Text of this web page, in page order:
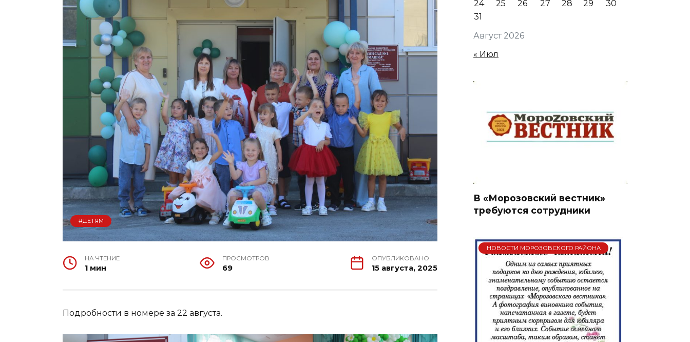
#ДЕТЯМ
НА ЧТЕНИЕ
1 мин
ПРОСМОТРОВ
69
ОПУБЛИКОВАНО
15 августа, 2025
Подробности в номере за 22 августа.
Август 2026
24
25 26 27 28 29
30
31
« Июл
В «Морозовский вестник»
требуются сотрудники
НОВОСТИ МОРОЗОВСКОГО РАЙОНА